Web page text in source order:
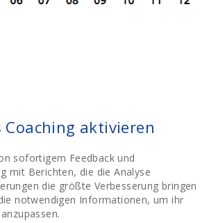
aktivieren
sofortigem Feedback und
mit Berichten, die die Analyse
die größte Verbesserung bringen
notwendigen Informationen, um ihr